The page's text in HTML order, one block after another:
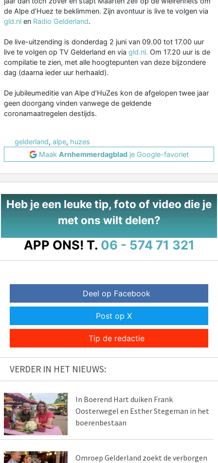
de Alpe d’Huez te beklimmen. Zijn avontuur is live te volgen via
gld.nl en Radio Gelderland.
De live-uitzending is donderdag 2 juni van 09.00 tot 17.00 uur
live te volgen op TV Gelderland en via gld.nl. Om 17.20 uur is de
compilatie te zien, met alle hoogtepunten van deze bijzondere
dag (daarna ieder uur herhaald).
De jubileumeditie van Alpe d’HuZes kon de afgelopen twee jaar
geen doorgang vinden vanwege de geldende
coronamaatregelen destijds.
gelderland, alpe, huzes
Maak Arnhemmerdagblad je Google-favoriet
Heb je een leuke tip, foto of video die je
met ons wilt delen?
APP ONS! T. 06 - 574 71 321
Deel op Facebook
Post op X
Tip de redactie
VERDER IN HET NIEUWS:
In Boerend Hart duiken Frank
Oosterwegel en Esther Stegeman in het
boerenbestaan
Omroep Gelderland zoekt de verborgen